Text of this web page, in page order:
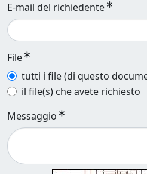
E-mail del richiedente
File
tutti i file (di questo
il file(s) che avete richiesto
Messaggio